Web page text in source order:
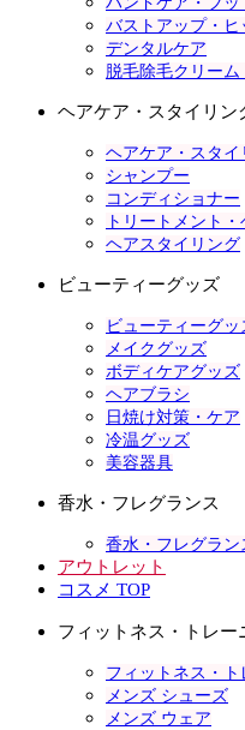
バストアップ・ヒ
デンタルケア
脱毛除毛クリーム
ヘアケア・スタイリン
ヘアケア・スタ
シャンプー
コンディショナー
トリートメント
ヘアスタイリング
ビューティーグッズ
ビューティーグ
メイクグッズ
ボディケアグッズ
ヘアブラシ
日焼け対策・ケア
冷温グッズ
美容器具
香水・フレグランス
香水・フレグラ
アウトレット
コスメ TOP
フィットネス・トレー
フィットネス・
メンズ シューズ
メンズ ウェア